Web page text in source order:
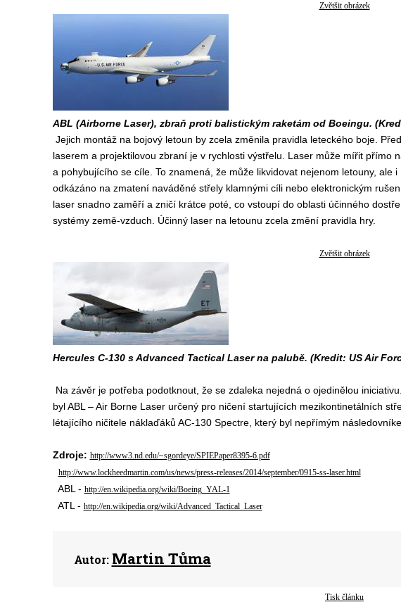
Zvětšit obrázek
ABL (Airborne Laser), zbraň proti balistickým raketám od Boeingu.
Jejich montáž na bojový letoun by zcela změnila pravidla leteckého boje.
laserem a projektilovou zbraní je v rychlosti výstřelu. Laser může mířit přímo
a pohybujícího se cíle. To znamená, že může likvidovat nejenom letouny, ale
odkázáno na zmatení naváděné střely klamnými cíli nebo elektronickým
laser snadno zaměří a zničí krátce poté, co vstoupí do oblasti účinného
systémy země-vzduch. Účinný laser na letounu zcela změní pravidla hry.
Zvětšit obrázek
Hercules C-130 s Advanced Tactical Laser na palubě. (Kredit: US Air
Na závěr je potřeba podotknout, že se zdaleka nejedná o ojedinělou
byl ABL – Air Borne Laser určený pro ničení startujících mezikontinetálních
létajícího ničitele náklaďáků AC-130 Spectre, který byl nepřímým
Zdroje: http://www3.nd.edu/~sgordeye/SPIEPaper8395-6.pdf
http://www.lockheedmartin.com/us/news/press-releases/2014/september/0915-ss-laser.html
ABL - http://en.wikipedia.org/wiki/Boeing_YAL-1
ATL - http://en.wikipedia.org/wiki/Advanced_Tactical_Laser
Autor: Martin Tůma
Tisk článku